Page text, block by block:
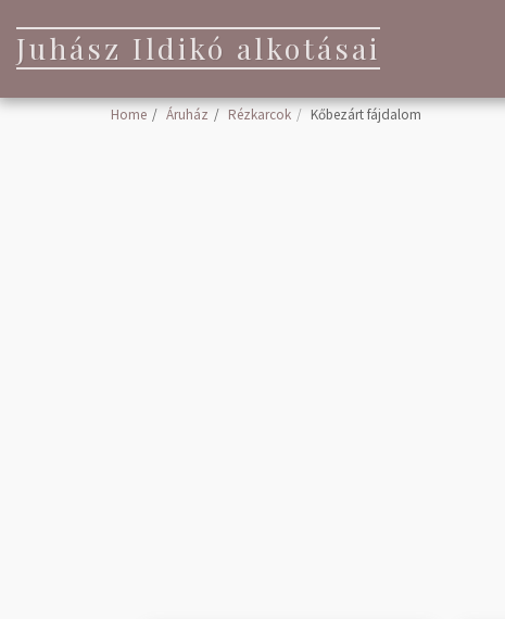
Juhász Ildikó alkotásai
Home Áruház Rézkarcok Kőbezárt fájdalom